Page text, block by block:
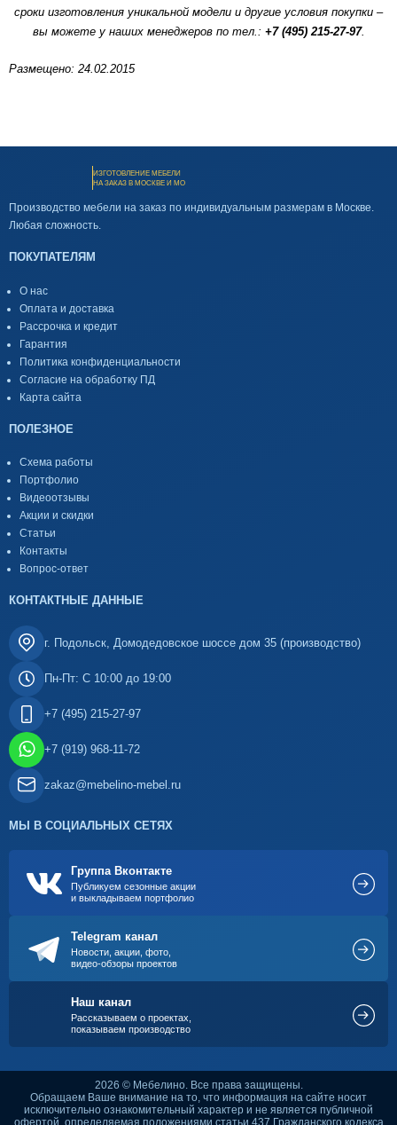
сроки изготовления уникальной модели и другие условия покупки –
вы можете у наших менеджеров по тел.: +7 (495) 215-27-97.
Размещено: 24.02.2015
ИЗГОТОВЛЕНИЕ МЕБЕЛИ
НА ЗАКАЗ В МОСКВЕ И МО
Производство мебели на заказ по индивидуальным размерам в Москве.
Любая сложность.
ПОКУПАТЕЛЯМ
О нас
Оплата и доставка
Рассрочка и кредит
Гарантия
Политика конфиденциальности
Согласие на обработку ПД
Карта сайта
ПОЛЕЗНОЕ
Схема работы
Портфолио
Видеоотзывы
Акции и скидки
Статьи
Контакты
Вопрос-ответ
КОНТАКТНЫЕ ДАННЫЕ
г. Подольск, Домодедовское шоссе дом 35 (производство)
Пн-Пт: С 10:00 до 19:00
+7 (495) 215-27-97
+7 (919) 968-11-72
zakaz@mebelino-mebel.ru
МЫ В СОЦИАЛЬНЫХ СЕТЯХ
Группа Вконтакте
Публикуем сезонные акции
и выкладываем портфолио
Telegram канал
Новости, акции, фото,
видео-обзоры проектов
Наш канал
Рассказываем о проектах,
показываем производство
2026 © Мебелино. Все права защищены.
Обращаем Ваше внимание на то, что информация на сайте носит
исключительно ознакомительный характер и не является публичной